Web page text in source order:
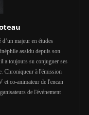
majeur en études
assidu depuis son
a toujours su conjuguer ses
Chroniqueur à l'émission
co-animateur de l'encan
de l'événement